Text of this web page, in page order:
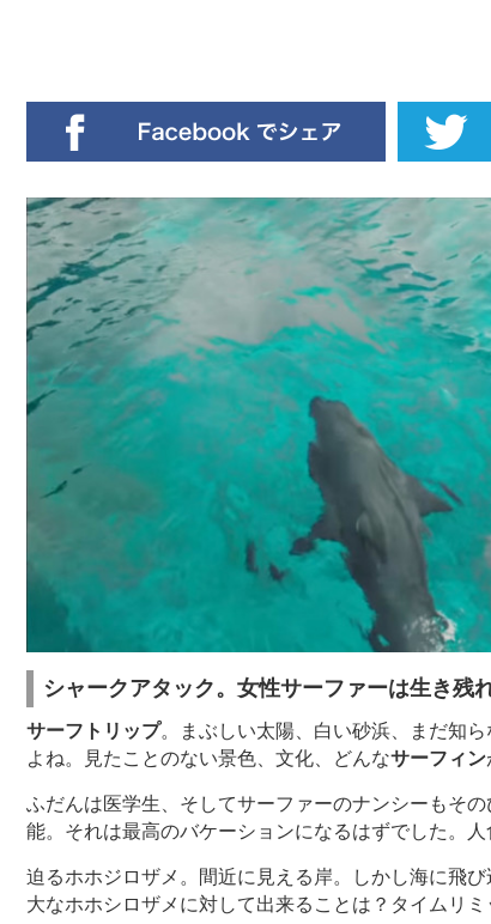
シャークアタック。女性サーファーは生き残
サーフトリップ。まぶしい太陽、白い砂浜、まだ知
よね。見たことのない景色、文化、どんなサーフィン
ふだんは医学生、そしてサーファーのナンシーもそ
能。それは最高のバケーションになるはずでした。
迫るホホジロザメ。間近に見える岸。しかし海に飛
大なホホシロザメに対して出来ることは？タイムリミ